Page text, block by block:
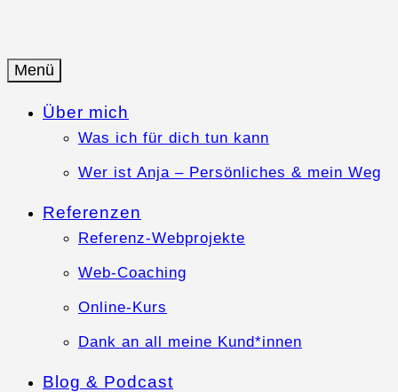
Anja-Teuner.de
Web-Business mit Herz
Menü
Über mich
Was ich für dich tun kann
Wer ist Anja – Persönliches & mein Weg
Referenzen
Referenz-Webprojekte
Web-Coaching
Online-Kurs
Dank an all meine Kund*innen
Blog & Podcast